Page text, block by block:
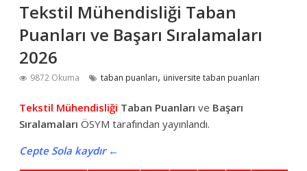
Tekstil Mühendisliği Taban
Puanları ve Başarı Sıralamaları
2026
9872 Okuma taban puanları, üniversite taban puanları
Tekstil Mühendisliği Taban Puanları ve Başarı
Sıralamaları ÖSYM tarafından yayınlandı.
Cepte Sola kaydır ←